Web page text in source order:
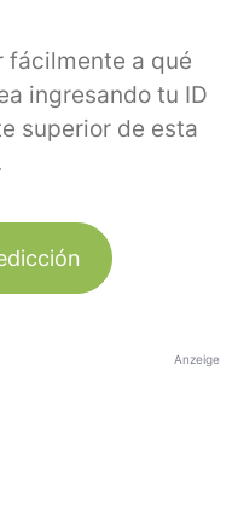
fácilmente a qué
ingresando tu ID
superior de esta
Anzeige